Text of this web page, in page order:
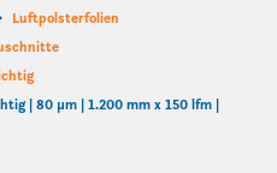
Luftpolsterfolien
| 80 µm | 1.200 mm x 150 lfm |